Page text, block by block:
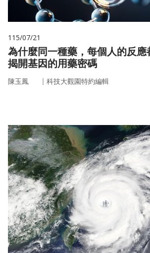
115/07/21
為什麼同一種藥，每個人的反
揭開基因的用藥密碼
陳玉鳳 ｜ 科技大觀園特約編輯